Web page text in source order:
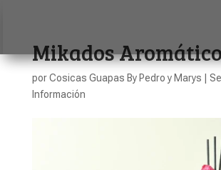
Mikados
porCosicas Guapas By Pedro y Marys
Información